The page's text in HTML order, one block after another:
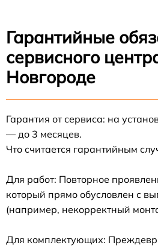
Гарантийные
сервисного
Новгороде
Гарантия от сервиса: на
— до 3 месяцев.
Что считается гарантийным
Для работ: Повторное
который прямо обусловлен с
(например, некорректный
Для комплектующих: